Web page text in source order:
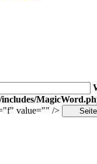
value="" />